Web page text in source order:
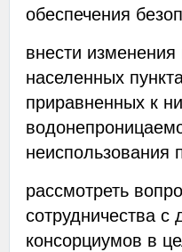
обеспечения
внести
населенных
приравненных к
неиспользования
рассмотреть
сотрудничества
консорциумов в